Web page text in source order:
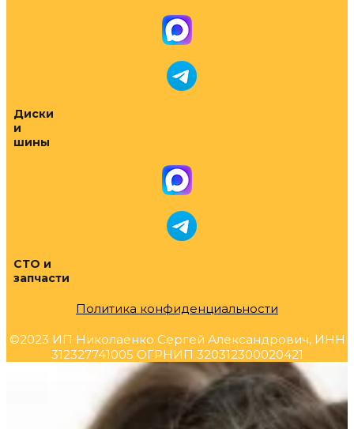
Диски
и
шины
СТО и
запчасти
Политика конфиденциальности
©2023 ИП Николаенко Сергей Александрович, ИНН
312327741005 ОГРНИП 320312300020421